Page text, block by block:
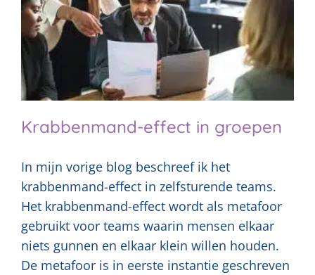
Krabbenmand-effect in groepen
In mijn vorige blog beschreef ik het
krabbenmand-effect in zelfsturende teams.
Het krabbenmand-effect wordt als metafoor
gebruikt voor teams waarin mensen elkaar
niets gunnen en elkaar klein willen houden.
De metafoor is in eerste instantie geschreven